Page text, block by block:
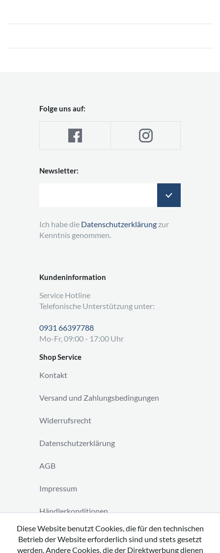
Kundeninformation
Service Hotline
Telefonische Unterstützung unter:
0931 66397788
Mo-Fr, 09:00 - 17:00 Uhr
Shop Service
Kontakt
Versand und Zahlungsbedingungen
Widerrufsrecht
Datenschutzerklärung
AGB
Impressum
Händlerkonditionen
Vertrag widerrufen
Folge uns auf:
Newsletter:
Ich habe die Datenschutzerklärung zur
Kenntnis genommen.
Diese Website benutzt Cookies, die für den technischen
Betrieb der Website erforderlich sind und stets gesetzt
werden. Andere Cookies, die der Direktwerbung dienen